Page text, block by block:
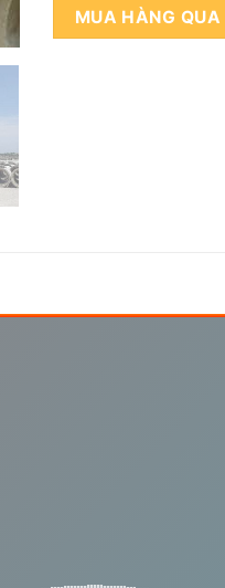
MUA HÀNG